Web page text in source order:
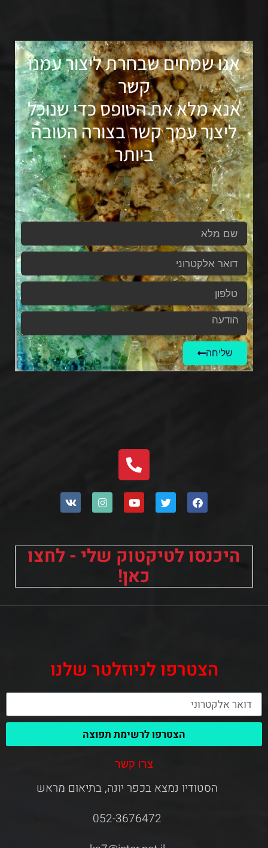
אנו שמחים שבחרת ליצור עמנו
קשר
אנא מלא את הטופס כדי שנוכל
ליצור עמך קשר בצורה הטובה
ביותר
שליחה
היכנסו לטיקטוק שלי - לחצו
כאן!
הצטרפו לניוזלטר שלנו
הצטרפו לרשימת תפוצה
צרו קשר
הסטודיו נמצא בכפר יונה, בתיאום מראש
052-3676472